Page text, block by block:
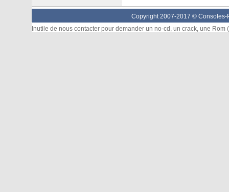
Copyright 2007-2017 © Consoles-
Inutile de nous contacter pour demander un no-cd, un crack, une